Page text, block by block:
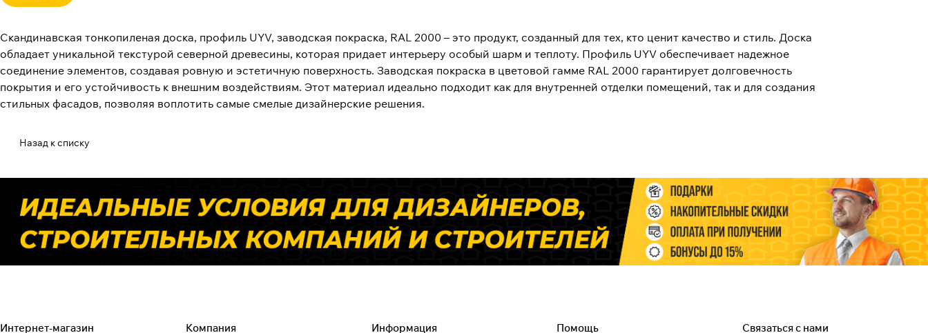
Скандинавская тонкопиленая доска, профиль UYV, заводская покраска, RAL 2000 – это продукт, созданный для тех, кто ценит качество и стиль. Доска
обладает уникальной текстурой северной древесины, которая придает интерьеру особый шарм и теплоту. Профиль UYV обеспечивает надежное
соединение элементов, создавая ровную и эстетичную поверхность. Заводская покраска в цветовой гамме RAL 2000 гарантирует долговечность
покрытия и его устойчивость к внешним воздействиям. Этот материал идеально подходит как для внутренней отделки помещений, так и для создания
стильных фасадов, позволяя воплотить самые смелые дизайнерские решения.
Назад к списку
Интернет-магазин Компания Информация Помощь Связаться с нами